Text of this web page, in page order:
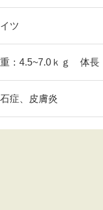
イツ
：4.5~7.0ｋｇ 体
症、皮膚炎